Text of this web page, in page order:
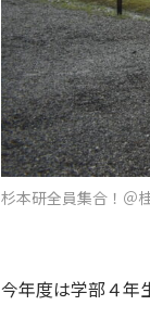
杉本研全員集合！＠
今年度は学部４年